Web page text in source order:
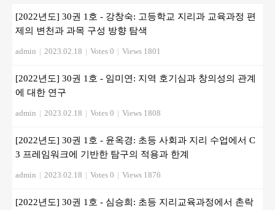
[2022년도] 30권 1호 - 강창숙: 고등학교 지리과 교육과정 편
제의 변천과 과목 구성 방향 탐색
admin | 2023.02.18 | Votes 0 | Views 1801
[2022년도] 30권 1호 - 임미연: 지역 호기심과 창의성의 관계
에 대한 연구
admin | 2023.02.18 | Votes 0 | Views 1808
[2022년도] 30권 1호 - 윤옥경: 초등 사회과 지리 수업에서 C
3 프레임워크에 기반한 탐구의 적용과 한계
admin | 2023.02.18 | Votes 0 | Views 1876
[2022년도] 30권 1호 - 심승희: 초등 지리교육과정에서 촌락